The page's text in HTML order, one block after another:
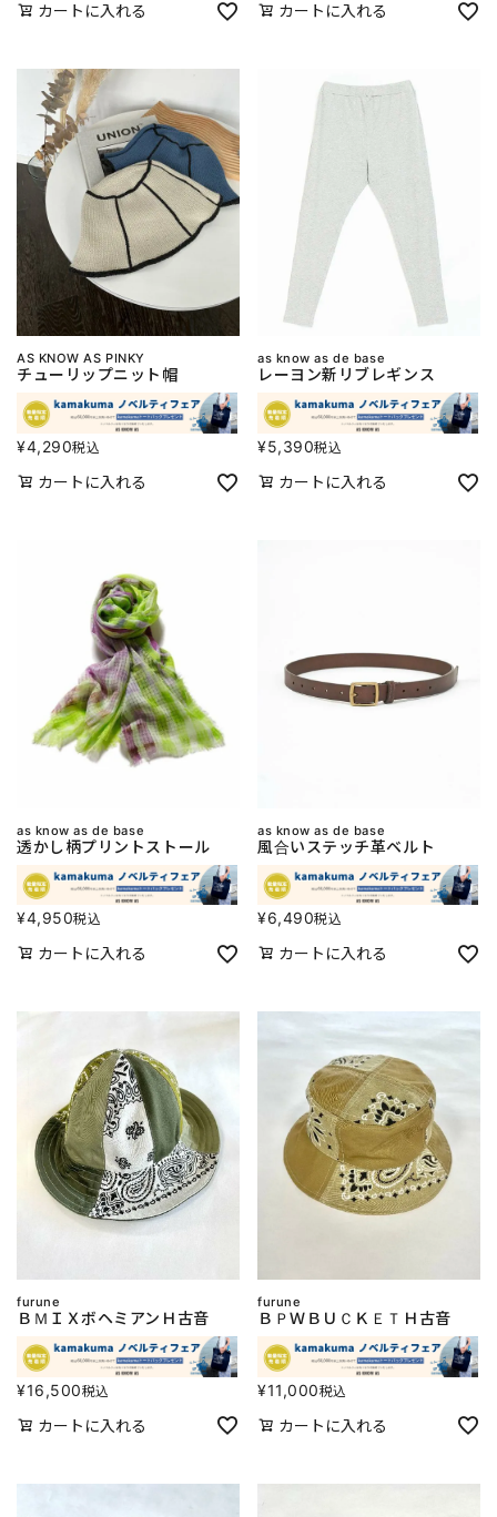
カートに入れる カートに入れる
AS KNOW AS PINKY
チューリップニット帽
¥4,290税込
カートに入れる
as know as de base
レーヨン新リブレギンス
¥5,390税込
カートに入れる
as know as de base
透かし柄プリントストール
¥4,950税込
カートに入れる
as know as de base
風合いステッチ革ベルト
¥6,490税込
カートに入れる
furune
ＢＭＩＸボヘミアンＨ古音
¥16,500税込
カートに入れる
furune
ＢＰＷＢＵＣＫＥＴＨ古音
¥11,000税込
カートに入れる